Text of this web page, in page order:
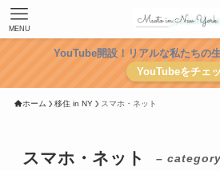
MENU
YouTube開設！リアルな私たちの
YouTubeをチェ
ホーム 移住 in NY スマホ・ネット
スマホ・ネット –